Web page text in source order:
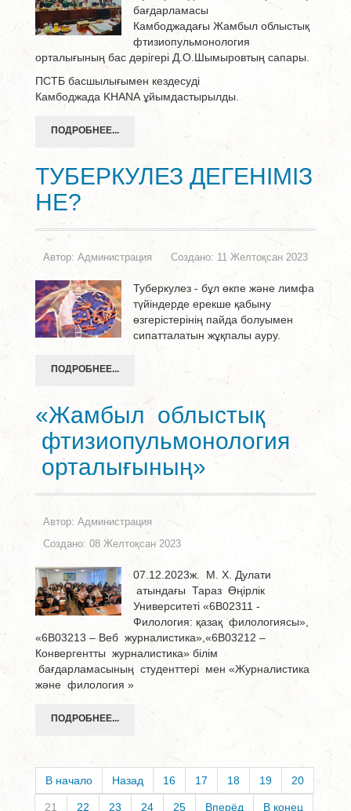
бағдарламасы
Камбоджадағы Жамбыл облыстық
фтизиопульмонология
орталығының бас дәрігері Д.О.Шымыровтың сапары.
ПСТБ басшылығымен кездесуді
Камбоджада KHANA ұйымдастырылды.
ПОДРОБНЕЕ...
ТУБЕРКУЛЕЗ ДЕГЕНІМІЗ
НЕ?
Автор: Администрация Создано: 11 Желтоқсан 2023
Туберкулез - бұл өкпе және лимфа
түйіндерде ерекше қабыну
өзгерістерінің пайда болуымен
сипатталатын жұқпалы ауру.
ПОДРОБНЕЕ...
«Жамбыл облыстық
фтизиопульмонология
орталығының»
Автор: Администрация
Создано: 08 Желтоқсан 2023
07.12.2023ж. М. Х. Дулати
атындағы Тараз Өңірлік
Университеті «6В02311 -
Филология: қазақ филологиясы»,
«6В03213 – Веб журналистика»,«6В03212 –
Конвергентты журналистика» білім
бағдарламасының студенттері мен «Журналистика
және филология »
ПОДРОБНЕЕ...
В начало Назад 16 17 18 19 20
21 22 23 24 25 Вперёд В конец